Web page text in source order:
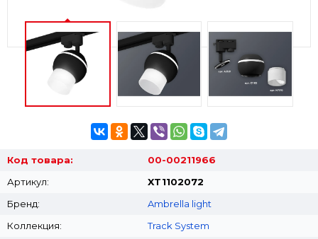
Код товара:
00-00211966
Артикул:
XT1102072
Бренд:
Ambrella light
Коллекция:
Track System